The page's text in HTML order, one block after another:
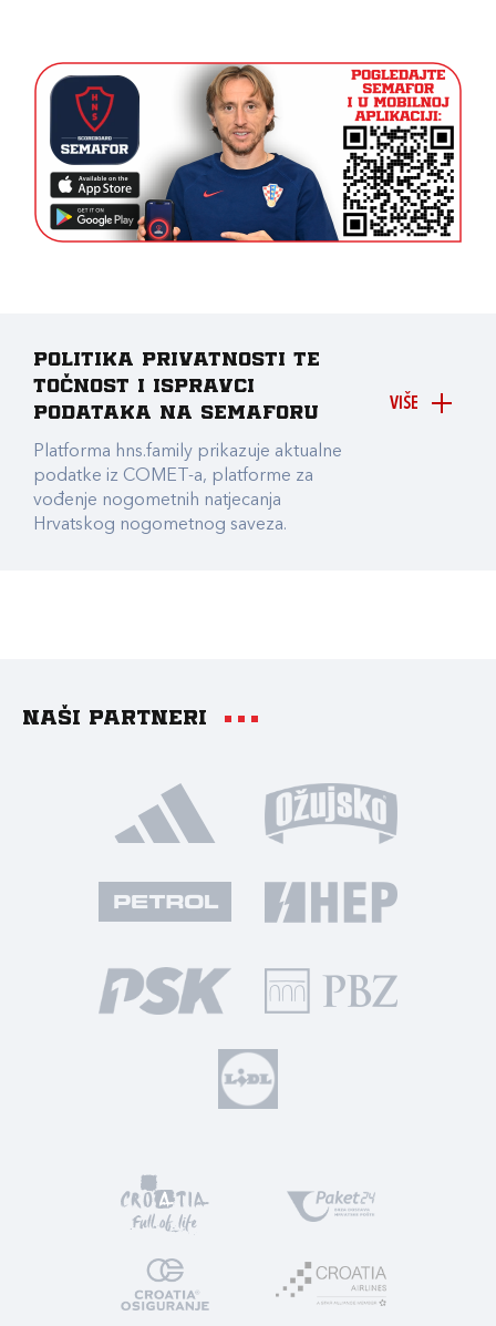
VIŠE
Politika privatnosti te
točnost i ispravci
podataka na Semaforu
Platforma hns.family prikazuje aktualne
podatke iz COMET-a, platforme za
vođenje nogometnih natjecanja
Hrvatskog nogometnog saveza.
Naši partneri